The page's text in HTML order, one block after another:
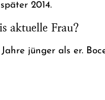
2014.
aktuelle Frau?
jünger als er.